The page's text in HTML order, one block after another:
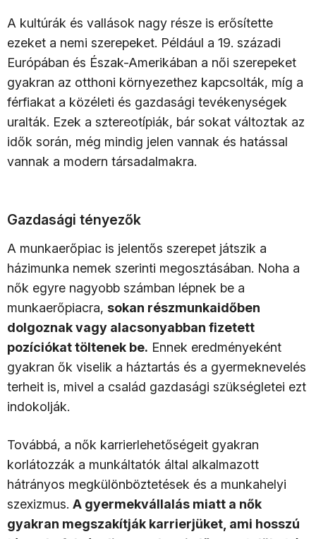
A kultúrák és vallások nagy része is erősítette
ezeket a nemi szerepeket. Például a 19. századi
Európában és Észak-Amerikában a női szerepeket
gyakran az otthoni környezethez kapcsolták, míg a
férfiakat a közéleti és gazdasági tevékenységek
uralták. Ezek a sztereotípiák, bár sokat változtak az
idők során, még mindig jelen vannak és hatással
vannak a modern társadalmakra.
Gazdasági tényezők
A munkaerőpiac is jelentős szerepet játszik a
házimunka nemek szerinti megosztásában. Noha a
nők egyre nagyobb számban lépnek be a
munkaerőpiacra, sokan részmunkaidőben
dolgoznak vagy alacsonyabban fizetett
pozíciókat töltenek be. Ennek eredményeként
gyakran ők viselik a háztartás és a gyermeknevelés
terheit is, mivel a család gazdasági szükségletei ezt
indokolják.
Továbbá, a nők karrierlehetőségeit gyakran
korlátozzák a munkáltatók által alkalmazott
hátrányos megkülönböztetések és a munkahelyi
szexizmus. A gyermekvállalás miatt a nők
gyakran megszakítják karrierjüket, ami hosszú